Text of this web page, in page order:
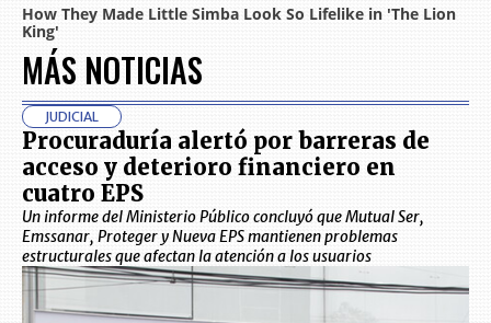
MÁS NOTICIAS
JUDICIAL
Procuraduría alertó por barreras de
acceso y deterioro financiero en
cuatro EPS
Un informe del Ministerio Público concluyó que Mutual Ser,
Emssanar, Proteger y Nueva EPS mantienen problemas
estructurales que afectan la atención a los usuarios